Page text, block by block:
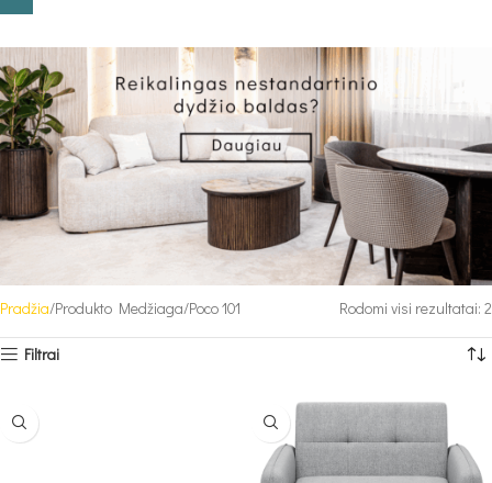
Pradžia Produkto Medžiaga Poco 101 Rodomi visi rezultatai: 2
Filtrai